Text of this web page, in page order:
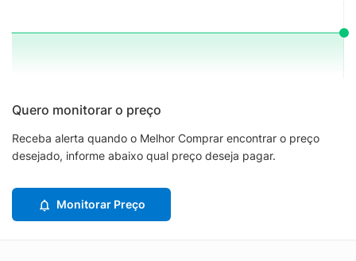
Quero monitorar o preço
Receba alerta quando o Melhor Comprar encontrar o preço
desejado, informe abaixo qual preço deseja pagar.
Monitorar Preço